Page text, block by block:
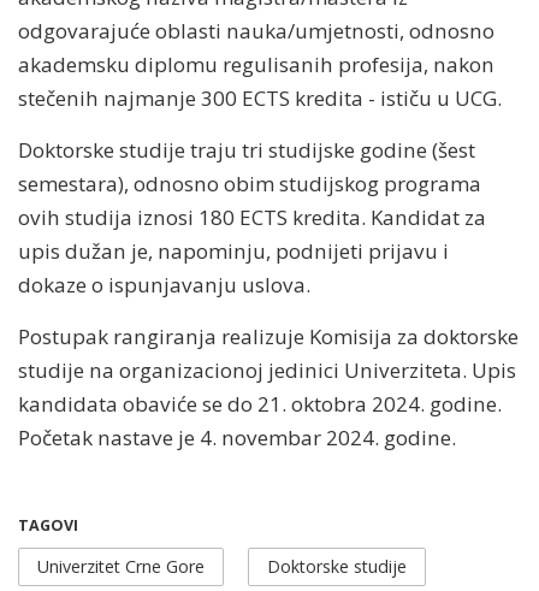
odgovarajuće oblasti nauka/umjetnosti, odnosno
akademsku diplomu regulisanih profesija, nakon
stečenih najmanje 300 ECTS kredita - ističu u UCG.
Doktorske studije traju tri studijske godine (šest
semestara), odnosno obim studijskog programa
ovih studija iznosi 180 ECTS kredita. Kandidat za
upis dužan je, napominju, podnijeti prijavu i
dokaze o ispunjavanju uslova.
Postupak rangiranja realizuje Komisija za doktorske
studije na organizacionoj jedinici Univerziteta. Upis
kandidata obaviće se do 21. oktobra 2024. godine.
Početak nastave je 4. novembar 2024. godine.
TAGOVI
Univerzitet Crne Gore Doktorske studije